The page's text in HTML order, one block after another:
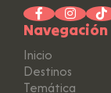
Navegación
Inicio
Destinos
Temática